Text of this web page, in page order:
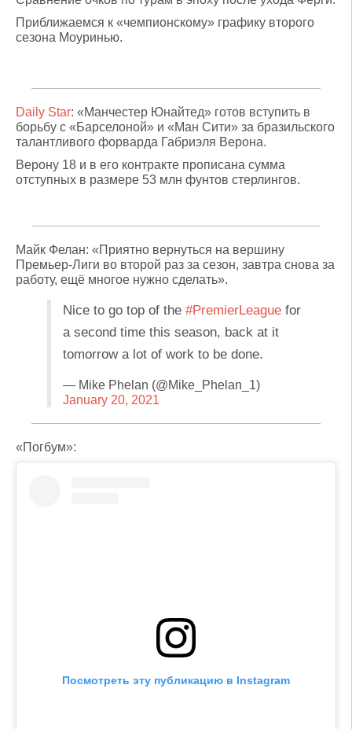
Приближаемся к «чемпионскому» графику второго
сезона Моуринью.
Daily Star: «Манчестер Юнайтед» готов вступить в
борьбу с «Барселоной» и «Ман Сити» за бразильского
талантливого форварда Габриэля Верона.
Верону 18 и в его контракте прописана сумма
отступных в размере 53 млн фунтов стерлингов.
Майк Фелан: «Приятно вернуться на вершину
Премьер-Лиги во второй раз за сезон, завтра снова за
работу, ещё многое нужно сделать».
Nice to go top of the #PremierLeague for
a second time this season, back at it
tomorrow a lot of work to be done.
— Mike Phelan (@Mike_Phelan_1)
January 20, 2021
«Погбум»:
Посмотреть эту публикацию в Instagram